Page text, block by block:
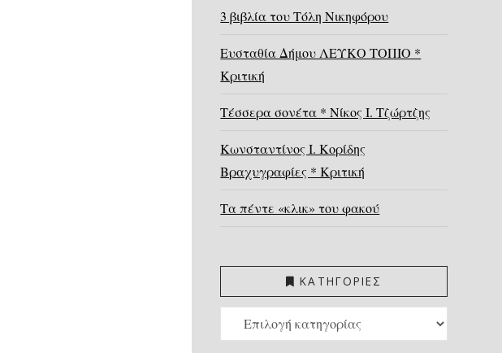
3 βιβλία του Τόλη Νικηφόρου
Ευσταθία Δήμου ΛΕΥΚΟ ΤΟΠΙΟ *
Κριτική
Τέσσερα σονέτα * Νίκος Ι. Τζώρτζης
Κωνσταντίνος Ι. Κορίδης
Βραχυγραφίες * Κριτική
Τα πέντε «κλικ» του φακού
ΚΑΤΗΓΟΡΙΕΣ
ΚΑΤΗΓΟΡΙΕΣ